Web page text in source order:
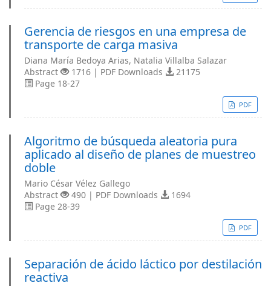
Gerencia de riesgos en una empresa de
transporte de carga masiva
Diana María Bedoya Arias, Natalia Villalba Salazar
Abstract
1716 | PDF Downloads
21175
Page 18-27
PDF
Algoritmo de búsqueda aleatoria pura
aplicado al diseño de planes de muestreo
doble
Mario César Vélez Gallego
Abstract
490 | PDF Downloads
1694
Page 28-39
PDF
Separación de ácido láctico por destilación
reactiva